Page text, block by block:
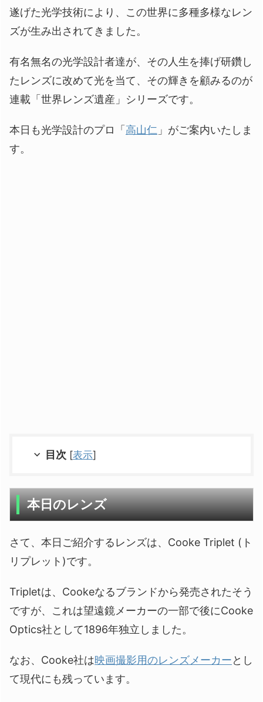
遂げた光学技術により、この世界に多種多様なレン
ズが生み出されてきました。
有名無名の光学設計者達が、その人生を捧げ研鑽し
たレンズに改めて光を当て、その輝きを顧みるのが
連載「世界レンズ遺産」シリーズです。
本日も光学設計のプロ「 高山仁 」がご案内いたしま
す。
目次 [表示]
本日のレンズ
さて、本日ご紹介するレンズは、Cooke Triplet (ト
リプレット)です。
Tripletは、Cookeなるブランドから発売されたそう
ですが、これは望遠鏡メーカーの一部で後にCooke
Optics社として1896年独立しました。
なお、Cooke社は映画撮影用のレンズメーカーとし
て現代にも残っています。